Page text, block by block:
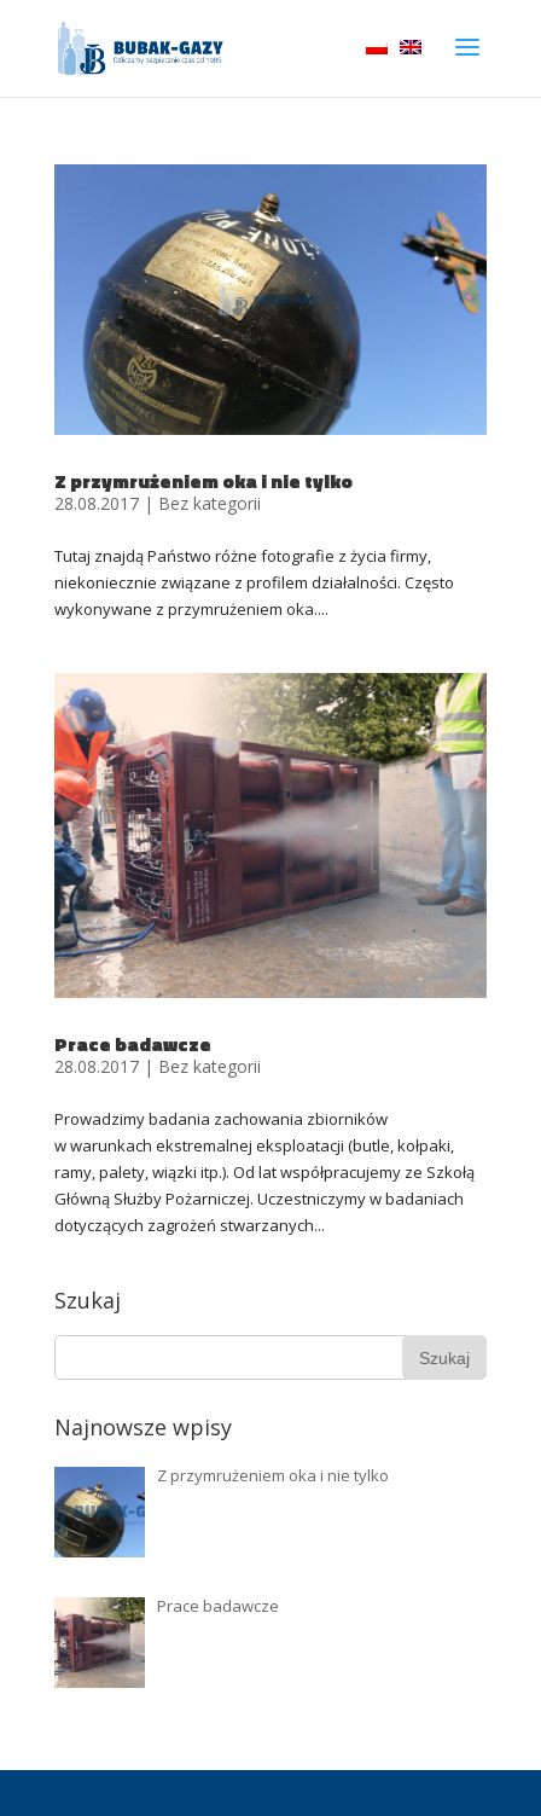
Z przymrużeniem oka i nie tylko
28.08.2017| Bez kategorii
Tutaj znajdą Państwo różne fotografie z życia firmy,
niekoniecznie związane z profilem działalności. Często
wykonywane z przymrużeniem oka....
Prace badawcze
28.08.2017| Bez kategorii
Prowadzimy badania zachowania zbiorników
w warunkach ekstremalnej eksploatacji (butle, kołpaki,
ramy, palety, wiązki itp.). Od lat współpracujemy ze Szkołą
Główną Służby Pożarniczej. Uczestniczymy w badaniach
dotyczących zagrożeń stwarzanych...
Szukaj
Najnowsze wpisy
Z przymrużeniem oka i nie tylko
Prace badawcze